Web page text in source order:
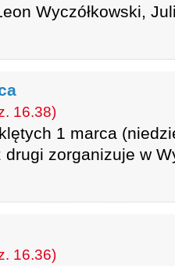
Wyczółkowski,
16.38)
1 marca
zorganizuje w
16.36)